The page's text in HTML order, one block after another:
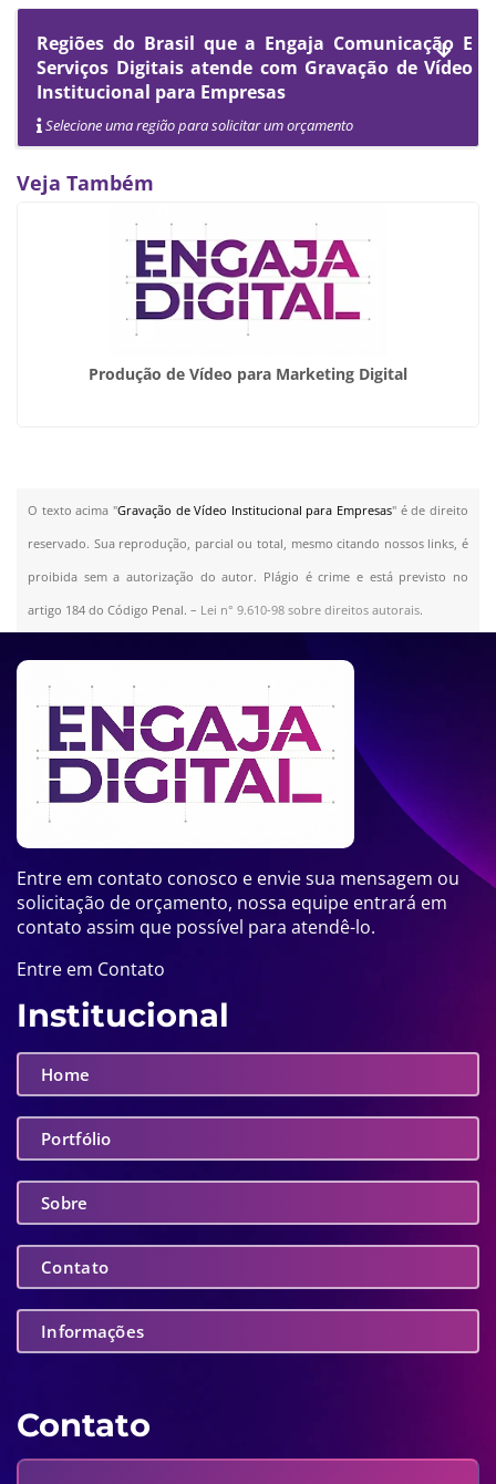
Regiões do Brasil que a Engaja Comunicação E
Serviços Digitais atende com Gravação de Vídeo
Institucional para Empresas
Selecione uma região para solicitar um orçamento
Veja Também
Produção de Vídeo para Marketing Digital
O texto acima "Gravação de Vídeo Institucional para Empresas" é de direito
reservado. Sua reprodução, parcial ou total, mesmo citando nossos links, é
proibida sem a autorização do autor. Plágio é crime e está previsto no
artigo 184 do Código Penal. – Lei n° 9.610-98 sobre direitos autorais.
Entre em contato conosco e envie sua mensagem ou
solicitação de orçamento, nossa equipe entrará em
contato assim que possível para atendê-lo.
Entre em Contato
Institucional
Home
Portfólio
Sobre
Contato
Informações
Contato